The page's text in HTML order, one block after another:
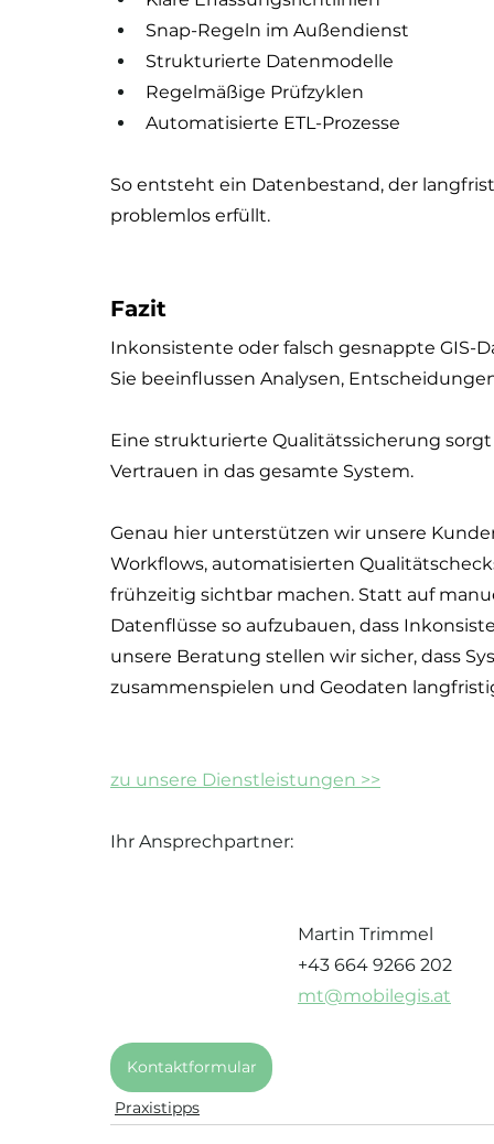
Snap-Regeln im Außendienst
Strukturierte Datenmodelle
Regelmäßige Prüfzyklen
Automatisierte ETL-Prozesse
So entsteht ein Datenbestand, der
problemlos erfüllt.
Fazit
Inkonsistente oder falsch gesnappte GIS-
Sie beeinflussen Analysen,
Eine strukturierte Qualitätssicherung
Vertrauen in das gesamte System.
Genau hier unterstützen wir unsere
Workflows, automatisierten
frühzeitig sichtbar machen. Statt auf
Datenflüsse so aufzubauen, dass
unsere Beratung stellen wir sicher, dass
zusammenspielen und Geodaten
zu unsere Dienstleistungen >>
Ihr Ansprechpartner:
Martin Trimmel
+43 664 9266 202
mt@mobilegis.at
Kontaktformular
Praxistipps